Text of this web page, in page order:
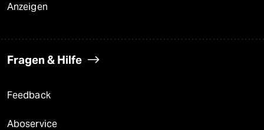
Anzeigen
Fragen & Hilfe
Feedback
Aboservice